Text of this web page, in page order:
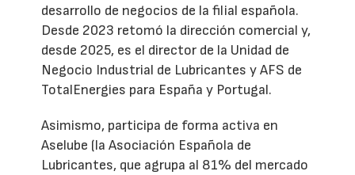
desarrollo de negocios de la filial española.
Desde 2023 retomó la dirección comercial y,
desde 2025, es el director de la Unidad de
Negocio Industrial de Lubricantes y AFS de
TotalEnergies para España y Portugal.
Asimismo, participa de forma activa en
Aselube (la Asociación Española de
Lubricantes, que agrupa al 81% del mercado